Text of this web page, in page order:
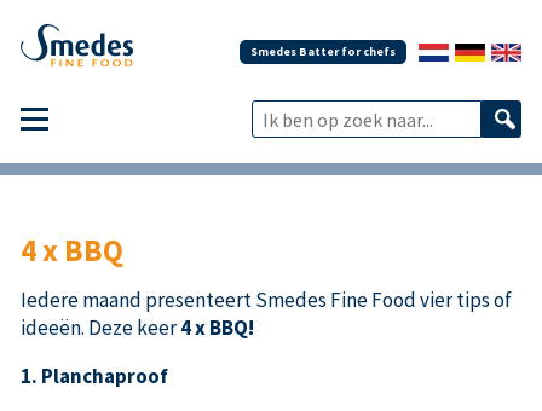
Smedes Batter for chefs
4 x BBQ
Iedere maand presenteert Smedes Fine Food vier tips of
ideeën. Deze keer4 x BBQ!
1. Planchaproof